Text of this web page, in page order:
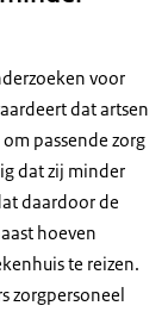
voor
dat artsen
passende zorg
dat zij minder
daardoor de
hoeven
te reizen.
zorgpersoneel